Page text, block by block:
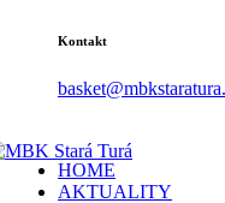
Kontakt
HOME
AKTUALITY